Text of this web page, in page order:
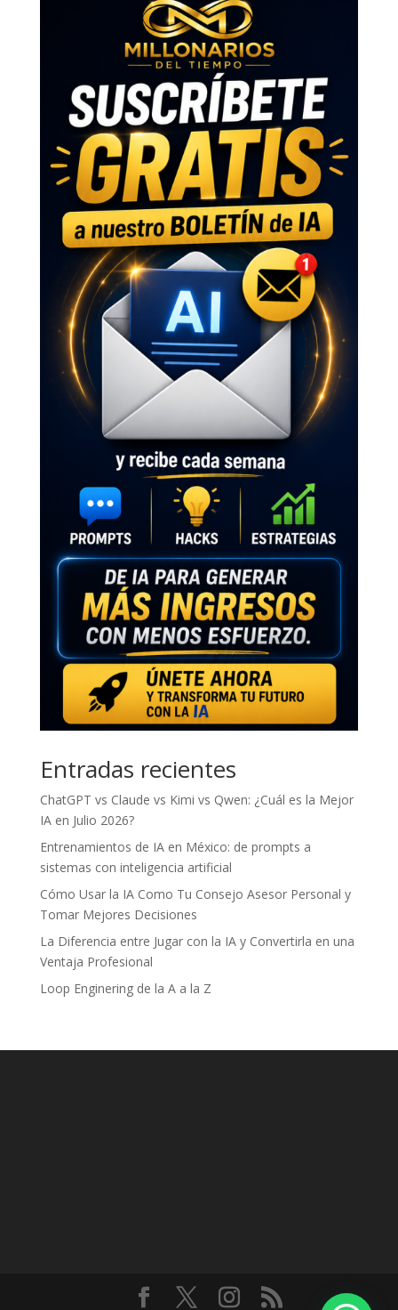
Entradas recientes
ChatGPT vs Claude vs Kimi vs Qwen: ¿Cuál es la Mejor
IA en Julio 2026?
Entrenamientos de IA en México: de prompts a
sistemas con inteligencia artificial
Cómo Usar la IA Como Tu Consejo Asesor Personal y
Tomar Mejores Decisiones
La Diferencia entre Jugar con la IA y Convertirla en una
Ventaja Profesional
Loop Enginering de la A a la Z